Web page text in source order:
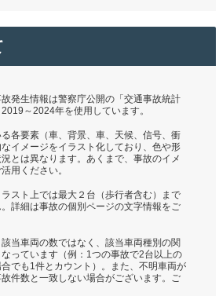
故発生情報は警察庁公開の「交通事故統計
～2024年を使用しています。
る各要素（車、背景、車、天候、信号、衝
イメージをイラスト化しており、色や形
とは異なります。あくまで、事故のイメ
用ください。
ラスト上では最大２台（歩行者含む）まで
詳細は事故の個別ページの文字情報をご
当車両の数ではなく、該当車両種別の関
っています（例：1つの事故で2台以上の
でも1件とカウント）。また、不明車両が
件数と一致しない場合がございます。ご